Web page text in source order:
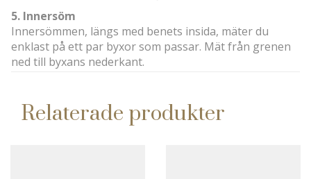
5. Innersöm
Innersömmen, längs med benets insida, mäter du
enklast på ett par byxor som passar. Mät från grenen
ned till byxans nederkant.
Relaterade produkter